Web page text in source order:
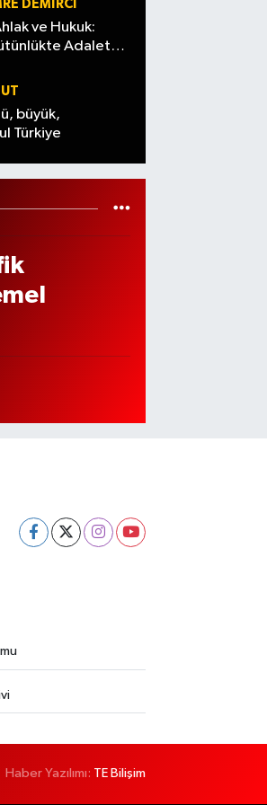
DEMIRCI
ve Hukuk:
Adalet
büyük,
Türkiye
Haber Yazılımı: TE Bilişim